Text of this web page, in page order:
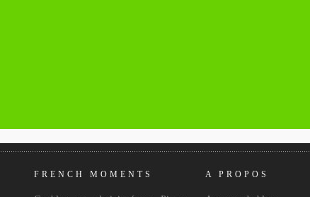
FRENCH MOMENTS A PROPOS